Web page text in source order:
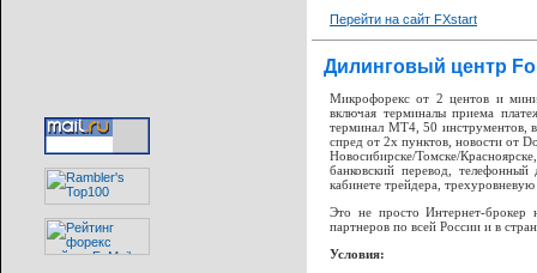
Перейти на сайт FXstart
Дилинговый центр
Микрофорекс от 2 центов и
включая терминалы приема
терминал MT4, 50 инструментов,
спред от 2х пунктов, новости от
Новосибирске/Томске/
банковский перевод,
кабинете трейдера,
Это не просто Интернет-
партнеров по всей России и в
Условия: